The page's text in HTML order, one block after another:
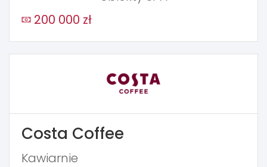
200 000 zł
Costa Coffee
Kawiarnie